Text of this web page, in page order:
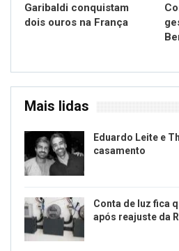
Garibaldi conquistam
dois ouros na França
Mais lidas
Eduardo Leite e
casamento
Conta de luz fica
após reajuste da